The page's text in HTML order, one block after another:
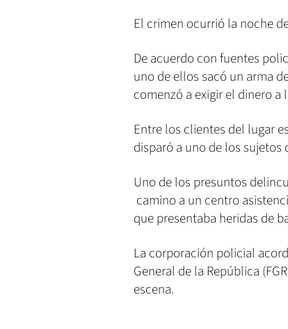
El crimen ocurrió la noche
De acuerdo con fuentes
uno de ellos sacó un arma
comenzó a exigir el dinero a
Entre los clientes del lugar
disparó a uno de los
Uno de los presuntos
camino a un centro
que presentaba heridas de
La corporación policial
General de la República
escena.